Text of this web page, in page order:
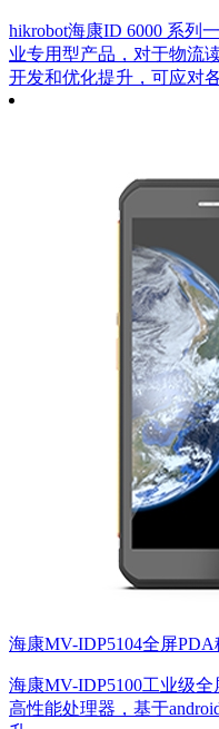
hikrobot海康ID 6000 系列一
业专用型产品，对于物流
开发和优化提升，可应对
海康MV-IDP5104全屏
海康MV-IDP5100工业级
高性能处理器，基于